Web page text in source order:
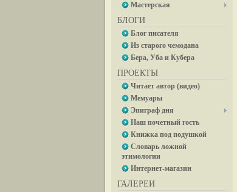
Мастерская
БЛОГИ
Блог писателя
Из старого чемодана
Бера, Уба и Кубера
ПРОЕКТЫ
Читает автор (видео)
Мемуары
Эпиграф дня
Наш почетный гость
Книжка под подушкой
Словарь ложной
этимологии
Интернет-магазин
ГАЛЕРЕИ